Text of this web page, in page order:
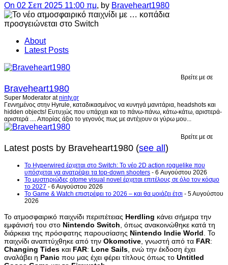
On 02 Σεπ 2025 11:00 πμ, by Braveheart1980
About
Latest Posts
Βρείτε με σε
Braveheart1980
Super Moderator atninty.gr
Γεννημένος στην Hyrule, καταδικασμένος να κυνηγά μανιτάρια, headshots και
hidden objects! Ευτυχώς που υπάρχει και το πάνω-πάνω, κάτω-κάτω, αριστερά-
αριστερά .... Απορίας άξιο το γεγονός πως με αντέχουν οι γύρω μου...
Βρείτε με σε
Latest posts by Braveheart1980 (see all)
Το Hyperwired έρχεται στο Switch: Το νέο 2D action roguelike που
υπόσχεται να ανατρέψει τα top-down shooters - 6 Αυγούστου 2026
Το μυστηριώδες otome visual novel έρχεται επιτέλους σε όλο τον κόσμο
το 2027 - 6 Αυγούστου 2026
Το Game & Watch επιστρέφει το 2026 – και θα μοιάζει έτσι - 5 Αυγούστου
2026
Το ατμοσφαιρικό παιχνίδι περιπέτειας Herdling κάνει σήμερα την
εμφάνισή του στο Nintendo Switch , όπως ανακοινώθηκε κατά τη
διάρκεια της πρόσφατης παρουσίασης Nintendo Indie World . Το
παιχνίδι αναπτύχθηκε από την Okomotive , γνωστή από τα FAR:
Changing Tides και FAR: Lone Sails , ενώ την έκδοση έχει
αναλάβει η Panic που μας έχει φέρει τίτλους όπως το Untitled